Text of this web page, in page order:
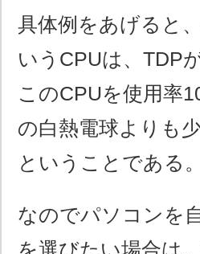
具体例をあげると
いうCPUは、TDP
このCPUを使用率
の白熱電球よりも
ということである。
なのでパソコンを
を選びたい場合は